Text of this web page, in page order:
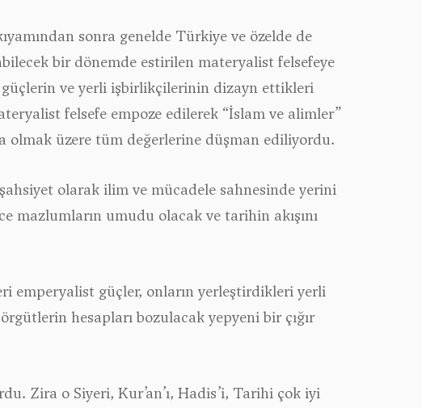
sonra genelde Türkiye ve özelde de
bir dönemde estirilen materyalist felsefeye
güçlerin ve yerli işbirlikçilerinin dizayn ettikleri
felsefe empoze edilerek “İslam ve alimler”
üzere tüm değerlerine düşman ediliyordu.
şahsiyet olarak ilim ve mücadele sahnesinde yerini
mazlumların umudu olacak ve tarihin akışını
emperyalist güçler, onların yerleştirdikleri yerli
hesapları bozulacak yepyeni bir çığır
Zira o Siyeri, Kur’an’ı, Hadis’i, Tarihi çok iyi